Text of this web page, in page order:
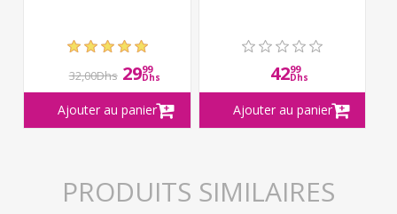
32,00Dhs 2999
Dhs 4299
Dhs
PRODUITS SIMILAIRES